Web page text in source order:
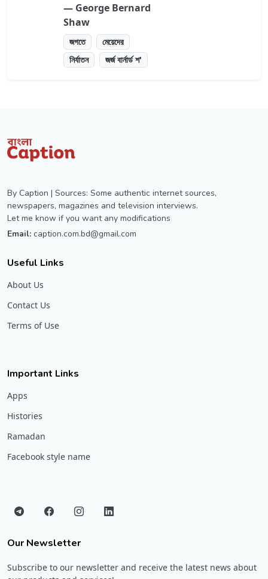
― George Bernard
Shaw
জগতে
মেয়েদের
নির্যাতন
জর্জ বার্নার্ড শ'
By Caption | Sources: Some authentic internet sources,
newspapers, magazines and television interviews.
Let me know if you want any modifications
Email: caption.com.bd@gmail.com
Useful Links
About Us
Contact Us
Terms of Use
Important Links
Apps
Histories
Ramadan
Facebook style name
Our Newsletter
Subscribe to our newsletter and receive the latest news about